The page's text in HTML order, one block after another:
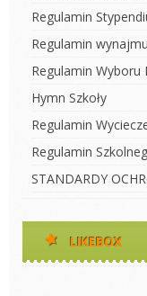
Regulamin
Regulamin
Regulamin
Hymn Szkoły
Regulamin
Regulamin
STANDARDY
LIKEBOX